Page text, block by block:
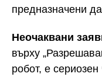
предназначени
Неочаквани
върху
робот, е